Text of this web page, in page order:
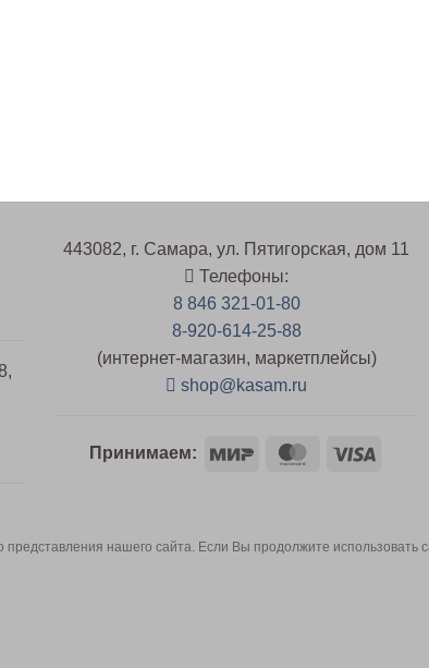
443082, г. Самара, ул. Пятигорская, дом 11
Телефоны:
8 846 321-01-80
8-920-614-25-88
(интернет-магазин, маркетплейсы)
shop@kasam.ru
Принимаем: Mir MasterCard
Visa
нашего сайта. Если Вы продолжите использовать